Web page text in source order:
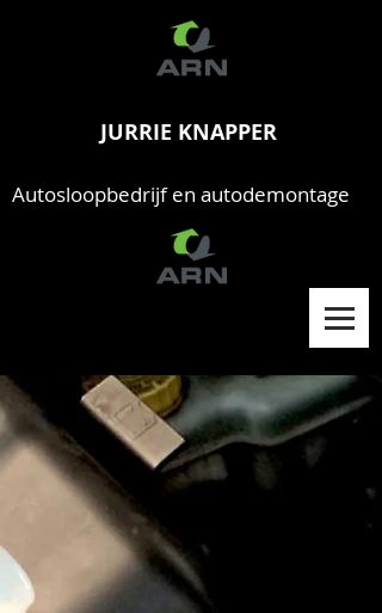
JURRIE KNAPPER
Autosloopbedrijf en autodemontage